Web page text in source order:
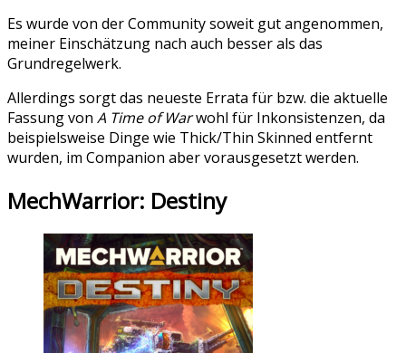
Es wurde von der Community soweit gut angenommen,
meiner Einschätzung nach auch besser als das
Grundregelwerk.
Allerdings sorgt das neueste Errata für bzw. die aktuelle
Fassung von A Time of Warwohl für Inkonsistenzen, da
beispielsweise Dinge wie Thick/Thin Skinned entfernt
wurden, im Companion aber vorausgesetzt werden.
MechWarrior: Destiny